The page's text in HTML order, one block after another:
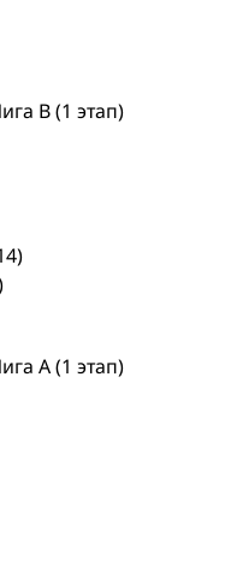
В (1 этап)
А (1 этап)